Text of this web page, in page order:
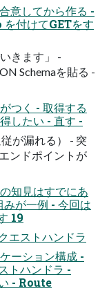
意してから作る -
付けてGETをす
きます」 -
Schemaを貼る -
つく - 取得する
したい - 直す -
が漏れる） - 突
ンドポイントが
知見はすでにあ
が一例 - 今回は
19
エストハンドラ
ーション構成 -
トハンドラ -
- Route